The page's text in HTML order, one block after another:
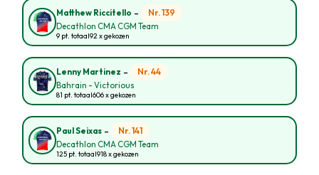
Matthew Riccitello - Nr. 139
Decathlon CMA CGM Team
9 pt. totaal92 x gekozen
Lenny Martinez - Nr. 44
Bahrain - Victorious
81 pt. totaal606 x gekozen
Paul Seixas - Nr. 141
Decathlon CMA CGM Team
125 pt. totaal918 x gekozen